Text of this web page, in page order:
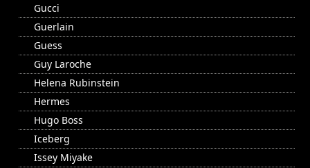
Gucci
Guerlain
Guess
Guy Laroche
Helena Rubinstein
Hermes
Hugo Boss
Iceberg
Issey Miyake